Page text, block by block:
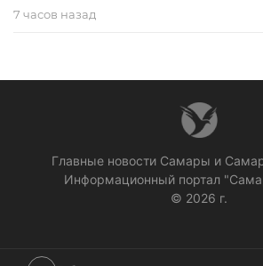
7 часов назад
Главные новости Самары и
Информационный портал
© 2026 г.